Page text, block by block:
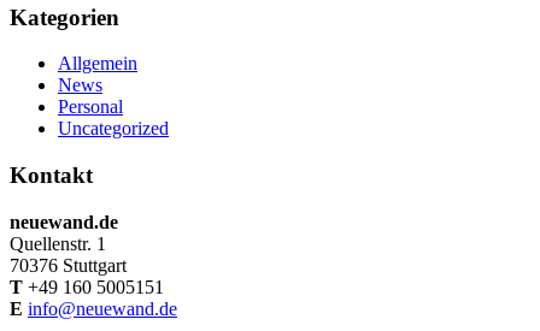
Kategorien
Allgemein
News
Personal
Uncategorized
Kontakt
neuewand.de
Quellenstr. 1
70376 Stuttgart
T +49 160 5005151
E info@neuewand.de